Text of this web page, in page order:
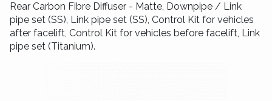
Rear Carbon Fibre Diffuser - Matte, Downpipe / Link
pipe set (SS), Link pipe set (SS), Control Kit for vehicles
after facelift, Control Kit for vehicles before facelift, Link
pipe set (Titanium).